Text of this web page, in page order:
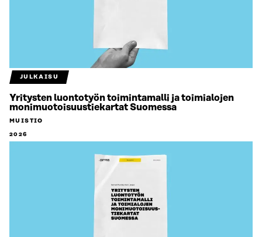
JULKAISU
Yritysten luontotyön toimintamalli ja toimialojen
monimuotoisuustiekartat Suomessa
MUISTIO
2026